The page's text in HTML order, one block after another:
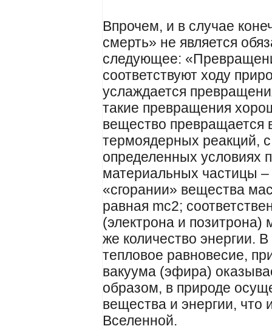
Впрочем, и в случае
смерть» не является
следующее:
соответствуют ходу
услаждается
такие превращения
вещество превращается
термоядерных реакций,
определенных условиях
материальных частицы
«сгорании» вещества
равная mc2;
(электрона и позитрона)
же количество энергии.
тепловое равновесие,
вакуума (эфира)
образом, в природе
вещества и энергии, что
Вселенной.